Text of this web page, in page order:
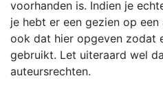
voorhanden is. Indien je
je hebt er een gezien op
ook dat hier opgeven zodat
gebruikt. Let uiteraard wel
auteursrechten.